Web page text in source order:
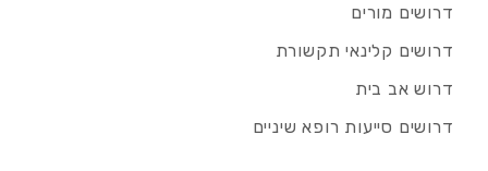
דרושים מורים
דרושים קלינאי תקשורת
דרוש אב בית
דרושים סייעות רופא שיניים